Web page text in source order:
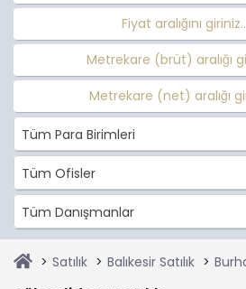
Fiyat aralığını
Metrekare (brüt) aralığı
Metrekare (net) aralığı
Tüm Para Birimleri
Tüm Ofisler
Tüm Danışmanlar
Satılık Balıkesir Satılık